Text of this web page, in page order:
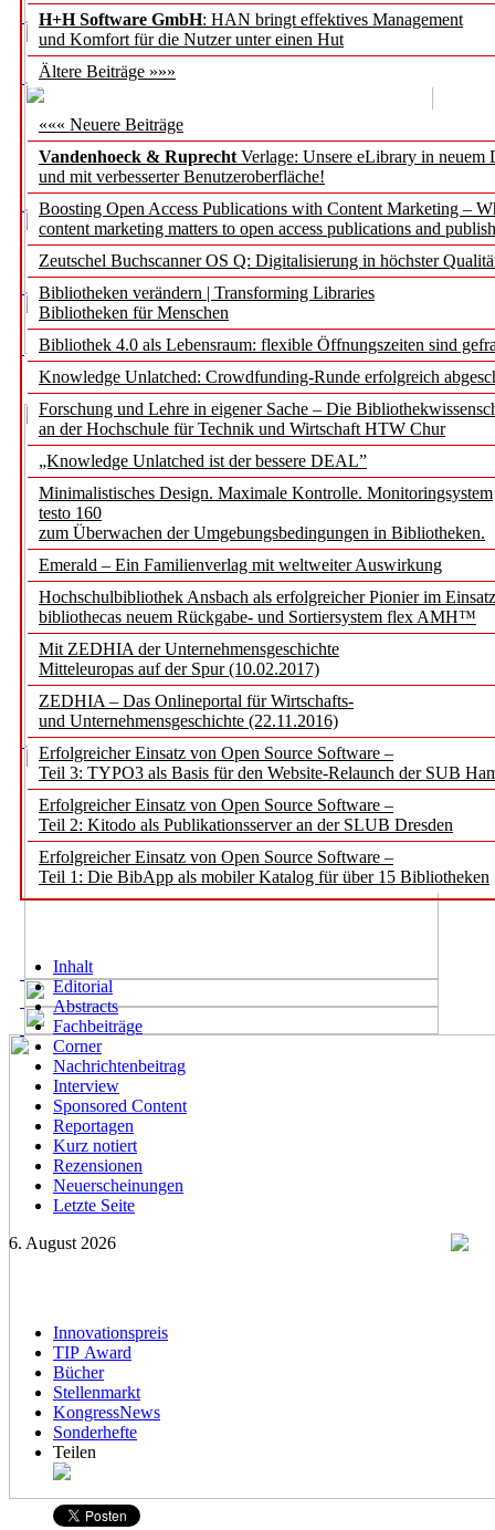
H+H Software GmbH: HAN bringt effektives Management
und Komfort für die Nutzer unter einen Hut
Ältere Beiträge »»»
««« Neuere Beiträge
Vandenhoeck & Ruprecht Verlage: Unsere eLibrary in neuem
und mit verbesserter Benutzeroberfläche!
Boosting Open Access Publications with Content Marketing –
content marketing matters to open access publications and
Zeutschel Buchscanner OS Q: Digitalisierung in höchster
Bibliotheken verändern | Transforming Libraries
Bibliotheken für Menschen
Bibliothek 4.0 als Lebensraum: flexible Öffnungszeiten sind
Knowledge Unlatched: Crowdfunding-Runde erfolgreich
Forschung und Lehre in eigener Sache – Die
an der Hochschule für Technik und Wirtschaft HTW Chur
„Knowledge Unlatched ist der bessere DEAL”
Minimalistisches Design. Maximale Kontrolle. Monitoringsystem
testo 160
zum Überwachen der Umgebungsbedingungen in Bibliotheken.
Emerald – Ein Familienverlag mit weltweiter Auswirkung
Hochschulbibliothek Ansbach als erfolgreicher Pionier im
bibliothecas neuem Rückgabe- und Sortiersystem flex AMH™
Mit ZEDHIA der Unternehmensgeschichte
Mitteleuropas auf der Spur (10.02.2017)
ZEDHIA – Das Onlineportal für Wirtschafts-
und Unternehmensgeschichte (22.11.2016)
Erfolgreicher Einsatz von Open Source Software –
Teil 3: TYPO3 als Basis für den Website-Relaunch der SUB
Erfolgreicher Einsatz von Open Source Software –
Teil 2: Kitodo als Publikationsserver an der SLUB Dresden
Erfolgreicher Einsatz von Open Source Software –
Teil 1: Die BibApp als mobiler Katalog für über 15 Bibliotheken
Inhalt
Editorial
Abstracts
Fachbeiträge
Corner
Nachrichtenbeitrag
Interview
Sponsored Content
Reportagen
Kurz notiert
Rezensionen
Neuerscheinungen
Letzte Seite
6. August 2026
Innovationspreis
TIP Award
Bücher
Stellenmarkt
KongressNews
Sonderhefte
Teilen